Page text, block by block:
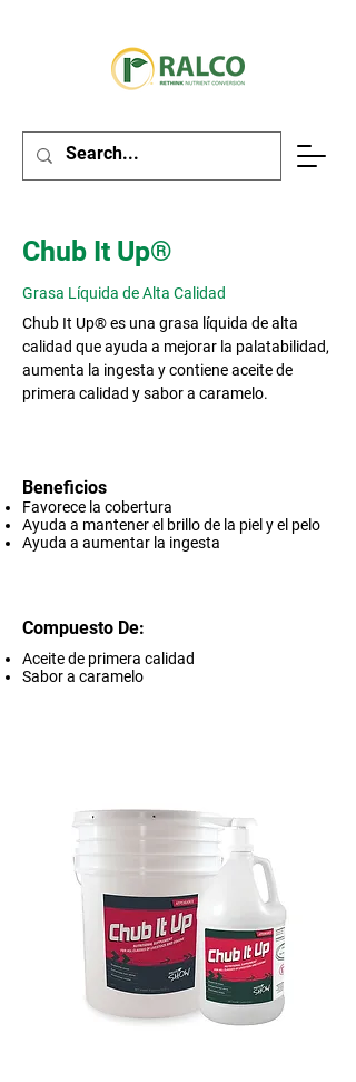
Chub It Up®
Grasa Líquida de Alta Calidad
Chub It Up® es una grasa líquida de alta
calidad que ayuda a mejorar la palatabilidad,
aumenta la ingesta y contiene aceite de
primera calidad y sabor a caramelo.
Beneficios
Favorece la cobertura
Ayuda a mantener el brillo de la piel y el pelo
Ayuda a aumentar la ingesta
Compuesto De:
Aceite de primera calidad
Sabor a caramelo